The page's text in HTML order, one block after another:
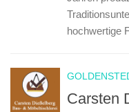
hochwertige
Carsten